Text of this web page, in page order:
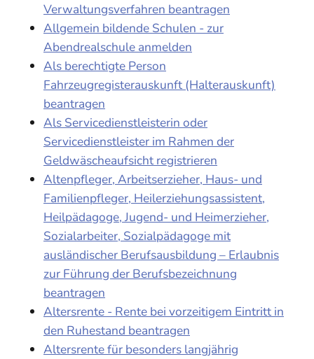
Verwaltungsverfahren beantragen
Allgemein bildende Schulen - zur
Abendrealschule anmelden
Als berechtigte Person
Fahrzeugregisterauskunft (Halterauskunft)
beantragen
Als Servicedienstleisterin oder
Servicedienstleister im Rahmen der
Geldwäscheaufsicht registrieren
Altenpfleger, Arbeitserzieher, Haus- und
Familienpfleger, Heilerziehungsassistent,
Heilpädagoge, Jugend- und Heimerzieher,
Sozialarbeiter, Sozialpädagoge mit
ausländischer Berufsausbildung – Erlaubnis
zur Führung der Berufsbezeichnung
beantragen
Altersrente - Rente bei vorzeitigem Eintritt in
den Ruhestand beantragen
Altersrente für besonders langjährig